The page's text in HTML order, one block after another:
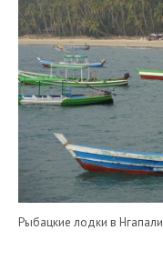
Рыбацкие лодки в Нгапали